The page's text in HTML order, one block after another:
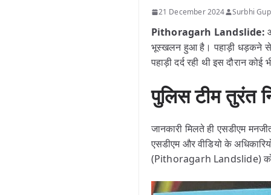
21 December 2024 Surbhi
Pithoragarh Landslide:
भूस्खलन हुआ है। पहाड़ी धड़कने से
पहाड़ी दर्द रही थी इस दौरान
पुलिस टीम तुरंत
जानकारी मिलते ही एसडीएम
एसडीएम और वीडियो के
(Pithoragarh Landslide) को